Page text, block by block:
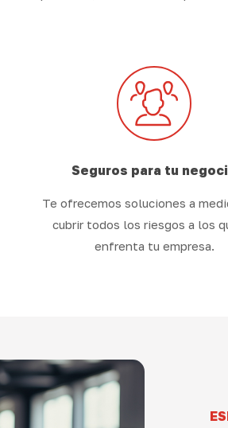
Seguros para tu
Te ofrecemos soluciones a
cubrir todos los riesgos a los
enfrenta tu empresa.